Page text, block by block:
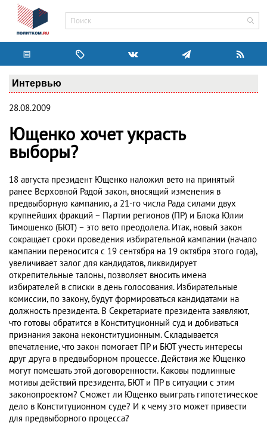
Интервью
28.08.2009
Ющенко хочет украсть
выборы?
18 августа президент Ющенко наложил вето на принятый
ранее Верховной Радой закон, вносящий изменения в
предвыборную кампанию, а 21-го числа Рада силами двух
крупнейших фракций – Партии регионов (ПР) и Блока Юлии
Тимошенко (БЮТ) – это вето преодолела. Итак, новый закон
сокращает сроки проведения избирательной кампании (начало
кампании переносится с 19 сентября на 19 октября этого года),
увеличивает залог для кандидатов, ликвидирует
открепительные талоны, позволяет вносить имена
избирателей в списки в день голосования. Избирательные
комиссии, по закону, будут формироваться кандидатами на
должность президента. В Секретариате президента заявляют,
что готовы обратится в Конституционный суд и добиваться
признания закона неконституционным. Складывается
впечатление, что закон помогает ПР и БЮТ учесть интересы
друг друга в предвыборном процессе. Действия же Ющенко
могут помешать этой договоренности. Каковы подлинные
мотивы действий президента, БЮТ и ПР в ситуации с этим
законопроектом? Сможет ли Ющенко выиграть гипотетическое
дело в Конституционном суде? И к чему это может привести
для предвыборного процесса?